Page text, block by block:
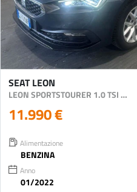
SEAT LEON
LEON SPORTSTOURER 1.0 TSI 90 CV BUSINESS
11.990 €
Alimentazione
BENZINA
Anno
01/2022